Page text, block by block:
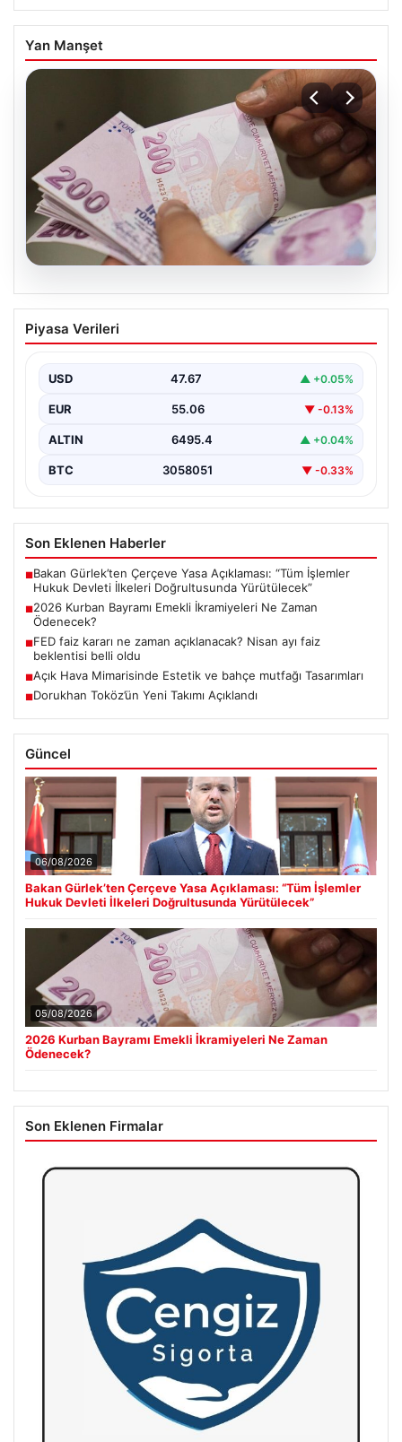
Yan Manşet
05.08.2026
2026 Kurban Bayramı Emekli
İkramiyeleri Ne Zaman Ödenecek?
milyon emekli vatandaşın gözü kulağı bayram
ikramiyesi…
Piyasa Verileri
USD 47.67 ▲ +0.05%
EUR 55.06 ▼ -0.13%
ALTIN 6495.4 ▲ +0.04%
BTC 3058051 ▼ -0.33%
Son Eklenen Haberler
■Bakan Gürlek’ten Çerçeve Yasa Açıklaması: “Tüm İşlemler
Hukuk Devleti İlkeleri Doğrultusunda Yürütülecek”
■2026 Kurban Bayramı Emekli İkramiyeleri Ne Zaman
Ödenecek?
■FED faiz kararı ne zaman açıklanacak? Nisan ayı faiz
beklentisi belli oldu
■Açık Hava Mimarisinde Estetik ve bahçe mutfağı Tasarımları
■Dorukhan Toköz’ün Yeni Takımı Açıklandı
Güncel
06/08/2026
Bakan Gürlek’ten Çerçeve Yasa Açıklaması: “Tüm İşlemler
Hukuk Devleti İlkeleri Doğrultusunda Yürütülecek”
05/08/2026
2026 Kurban Bayramı Emekli İkramiyeleri Ne Zaman
Ödenecek?
Son Eklenen Firmalar